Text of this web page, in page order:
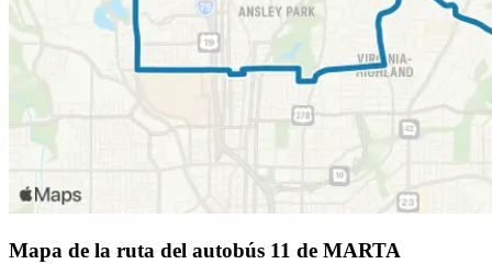
Mapa de la ruta del autobús 11 de MARTA